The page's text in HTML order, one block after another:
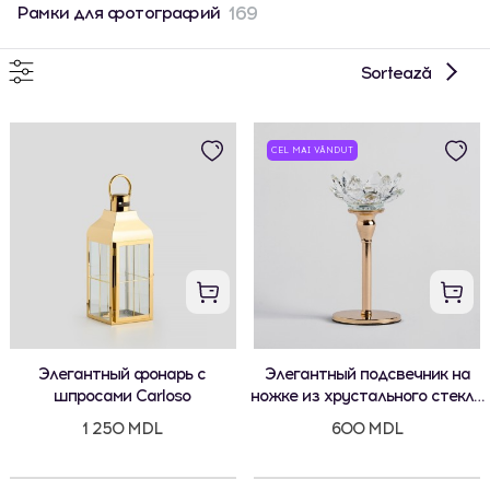
Рамки для фотографий 169
Sortează
Элегантный фонарь с
шпросами Carloso
1 250 MDL
CEL MAI VÂNDUT
Элегантный подсвечник на
ножке из хрустального стекла
с цветочным мотивом
600 MDL